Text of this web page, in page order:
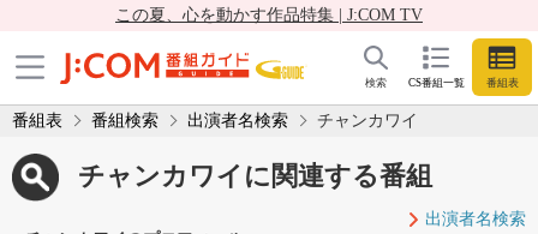
この夏、心を動かす作品特集 | J:COM TV
CS番組一覧 番組表
検索
番組表 番組検索 出演者名検索 チャンカワイ
チャンカワイに関連する番組
出演者名検索